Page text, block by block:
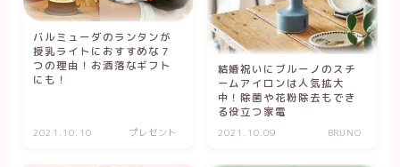
バルミューダのランタンが
授乳ライトにおすすめな７
つの理由！お洒落なギフト
にも！
2021.10.10 プレゼント
結婚祝いにブルーノのスチ
ームアイロンは人気拡大
中！除菌や花粉除去もでき
る役立つ家電
2021.10.09 BRUNO